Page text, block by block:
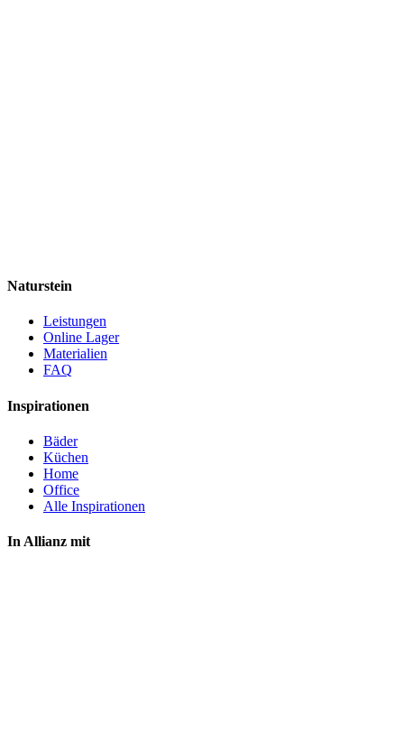
Naturstein
Leistungen
Online Lager
Materialien
FAQ
Inspirationen
Bäder
Küchen
Home
Office
Alle Inspirationen
In Allianz mit